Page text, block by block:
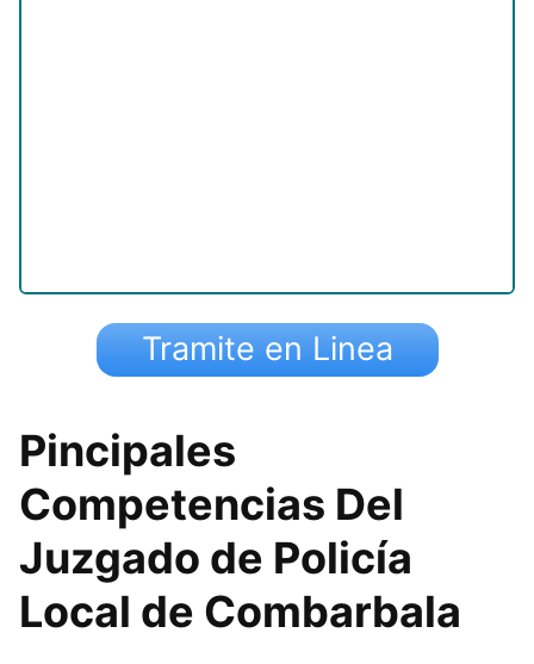
Tramite en Linea
Pincipales
Competencias Del
Juzgado de Policía
Local de Combarbala